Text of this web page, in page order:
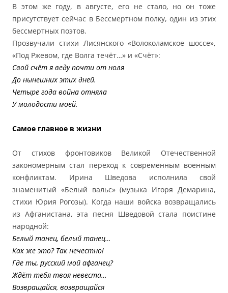
В этом же году, в августе, его не стало, но он тоже
присутствует сейчас в Бессмертном полку, один из этих
бессмертных поэтов.
Прозвучали стихи Лисянского «Волоколамское шоссе»,
«Под Ржевом, где Волга течёт…» и «Счёт»:
Свой счёт я веду почти от ноля
До нынешних этих дней.
Четыре года война отняла
У молодости моей.
Самое главное в жизни
От стихов фронтовиков Великой Отечественной
закономерным стал переход к современным военным
конфликтам. Ирина Шведова исполнила свой
знаменитый «Белый вальс» (музыка Игоря Демарина,
стихи Юрия Рогозы). Когда наши войска возвращались
из Афганистана, эта песня Шведовой стала поистине
народной:
Белый танец, белый танец…
Как же это? Так нечестно!
Где ты, русский мой афганец?
Ждёт тебя твоя невеста…
Возвращайся, возвращайся